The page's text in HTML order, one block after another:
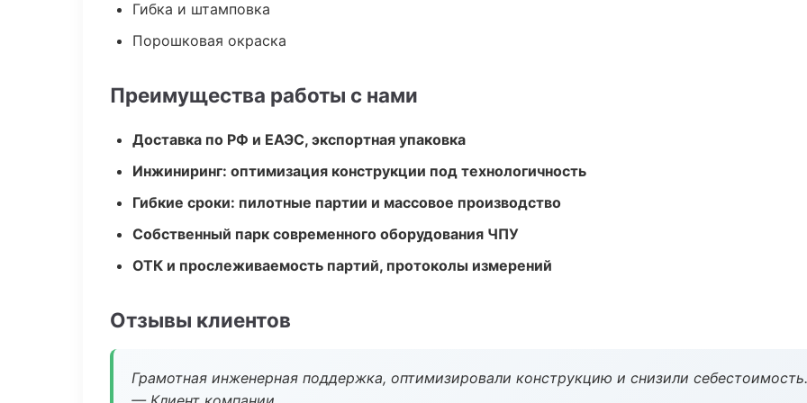
Гибка и штамповка
Порошковая окраска
Преимущества работы с нами
Доставка по РФ и ЕАЭС, экспортная упаковка
Инжиниринг: оптимизация конструкции под технологичность
Гибкие сроки: пилотные партии и массовое производство
Собственный парк современного оборудования ЧПУ
ОТК и прослеживаемость партий, протоколы измерений
Отзывы клиентов
Грамотная инженерная поддержка, оптимизировали конструкцию и снизили себестоимость.